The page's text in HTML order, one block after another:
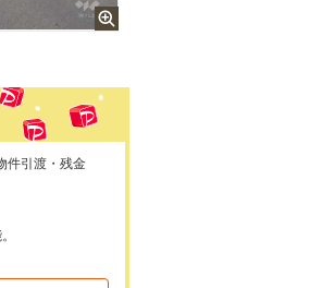
件引渡・残金